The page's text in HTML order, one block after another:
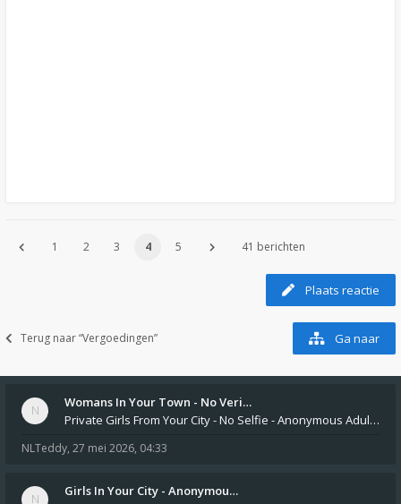
1 2 3 4 5 41 berichten
Plaats reactie
Terug naar “Vergoedingen” Ga naar
Womans In Your Town - No Veri…
Private Girls From Your City - No Selfie - Anonymous Adult Dating https://privatedates.live Private Girls In Your
NLTeddy, 27 mei 2026, 04:33
Girls In Your City - Anonymou…